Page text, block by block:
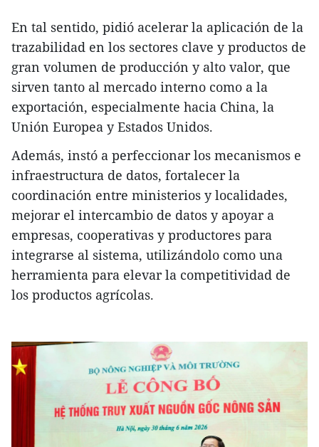
En tal sentido, pidió acelerar la aplicación de la
trazabilidad en los sectores clave y productos de
gran volumen de producción y alto valor, que
sirven tanto al mercado interno como a la
exportación, especialmente hacia China, la
Unión Europea y Estados Unidos.
Además, instó a perfeccionar los mecanismos e
infraestructura de datos, fortalecer la
coordinación entre ministerios y localidades,
mejorar el intercambio de datos y apoyar a
empresas, cooperativas y productores para
integrarse al sistema, utilizándolo como una
herramienta para elevar la competitividad de
los productos agrícolas.